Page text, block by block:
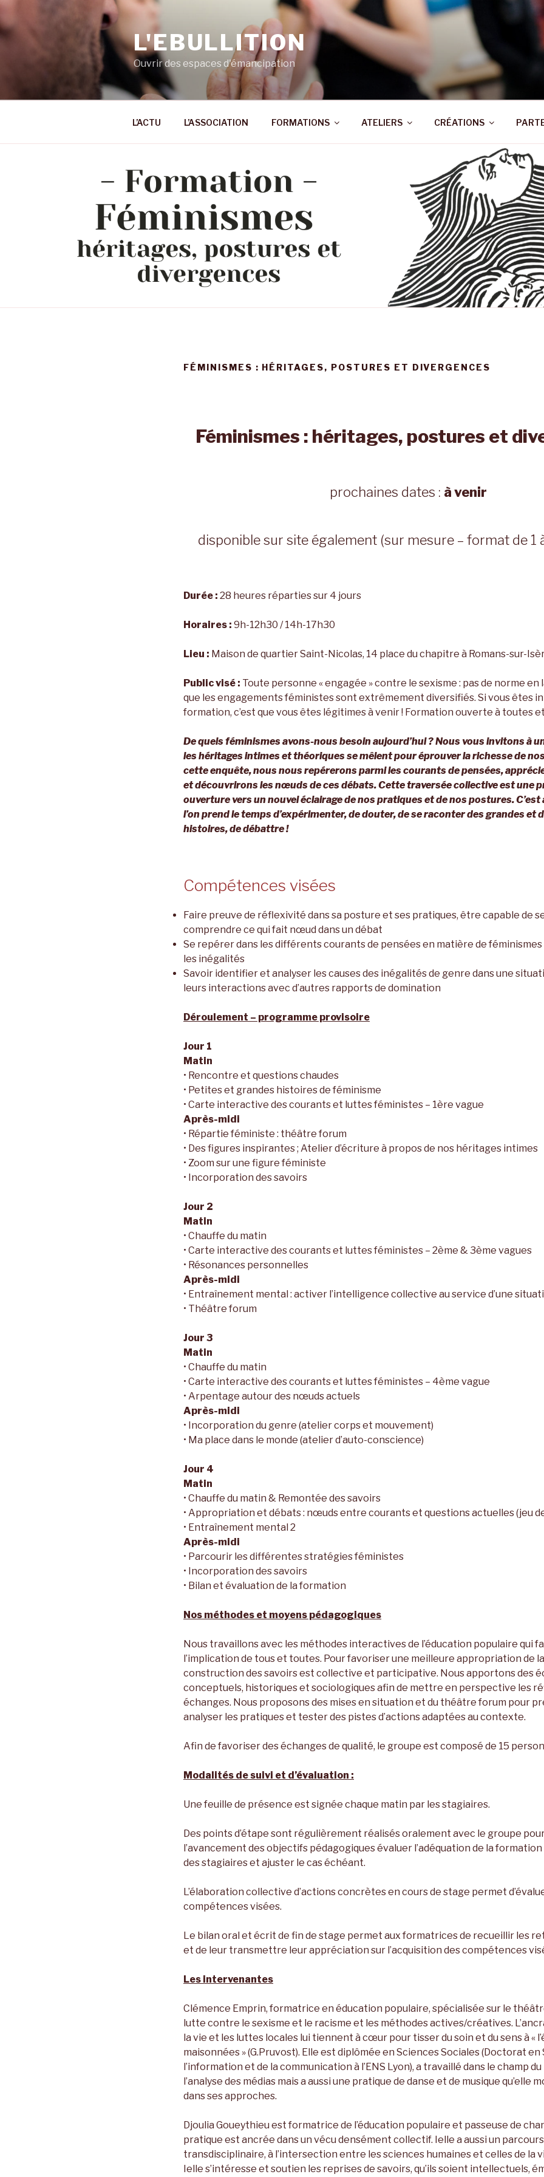
Aller
au
contenu
principal
L'EBULLITION
Ouvrir des espaces d'émancipation
L’ACTU L’ASSOCIATION FORMATIONS ATELIERS CRÉATIONS
FÉMINISMES : HÉRITAGES, POSTURES ET DIVERGENCES
Féminismes : héritages, postures et
prochaines dates : à venir
disponible sur site également (sur mesure – format de 1
Durée : 28 heures réparties sur 4 jours
Horaires : 9h-12h30 / 14h-17h30
Lieu : Maison de quartier Saint-Nicolas, 14 place du chapitre à Romans-sur-
Public visé : Toute personne « engagée » contre le sexisme : pas de norme en
que les engagements féministes sont extrêmement diversifiés. Si vous êtes
formation, c’est que vous êtes légitimes à venir ! Formation ouverte à toutes
De quels féminismes avons-nous besoin aujourd’hui ? Nous vous invitons à
les héritages intimes et théoriques se mêlent pour éprouver la richesse de
cette enquête, nous nous repérerons parmi les courants de pensées,
et découvrirons les nœuds de ces débats. Cette traversée collective est une
ouverture vers un nouvel éclairage de nos pratiques et de nos postures. C’est
l’on prend le temps d’expérimenter, de douter, de se raconter des grandes et
histoires, de débattre !
Compétences visées
Faire preuve de réflexivité dans sa posture et ses pratiques, être capable de
comprendre ce qui fait nœud dans un débat
Se repérer dans les différents courants de pensées en matière de
les inégalités
Savoir identifier et analyser les causes des inégalités de genre dans une
leurs interactions avec d’autres rapports de domination
Déroulement – programme provisoire
Jour 1
Matin
• Rencontre et questions chaudes
• Petites et grandes histoires de féminisme
• Carte interactive des courants et luttes féministes – 1ère vague
Après-midi
• Répartie féministe : théâtre forum
• Des figures inspirantes ; Atelier d’écriture à propos de nos héritages intimes
• Zoom sur une figure féministe
• Incorporation des savoirs
Jour 2
Matin
• Chauffe du matin
• Carte interactive des courants et luttes féministes – 2ème & 3ème vagues
• Résonances personnelles
Après-midi
• Entraînement mental : activer l’intelligence collective au service d’une
• Théâtre forum
Jour 3
Matin
• Chauffe du matin
• Carte interactive des courants et luttes féministes – 4ème vague
• Arpentage autour des nœuds actuels
Après-midi
• Incorporation du genre (atelier corps et mouvement)
• Ma place dans le monde (atelier d’auto-conscience)
Jour 4
Matin
• Chauffe du matin & Remontée des savoirs
• Appropriation et débats : nœuds entre courants et questions actuelles (jeu
• Entraînement mental 2
Après-midi
• Parcourir les différentes stratégies féministes
• Incorporation des savoirs
• Bilan et évaluation de la formation
Nos méthodes et moyens pédagogiques
Nous travaillons avec les méthodes interactives de l’éducation populaire qui
l’implication de tous et toutes. Pour favoriser une meilleure appropriation de
construction des savoirs est collective et participative. Nous apportons des
conceptuels, historiques et sociologiques afin de mettre en perspective les
échanges. Nous proposons des mises en situation et du théâtre forum pour
analyser les pratiques et tester des pistes d’actions adaptées au contexte.
Afin de favoriser des échanges de qualité, le groupe est composé de 15
Modalités de suivi et d’évaluation :
Une feuille de présence est signée chaque matin par les stagiaires.
Des points d’étape sont régulièrement réalisés oralement avec le groupe
l’avancement des objectifs pédagogiques évaluer l’adéquation de la
des stagiaires et ajuster le cas échéant.
L’élaboration collective d’actions concrètes en cours de stage permet
compétences visées.
Le bilan oral et écrit de fin de stage permet aux formatrices de recueillir les
et de leur transmettre leur appréciation sur l’acquisition des compétences
Les intervenantes
Clémence Emprin, formatrice en éducation populaire, spécialisée sur le
lutte contre le sexisme et le racisme et les méthodes actives/créatives.
la vie et les luttes locales lui tiennent à cœur pour tisser du soin et du sens à «
maisonnées » (G.Pruvost). Elle est diplômée en Sciences Sociales (Doctorat en
l’information et de la communication à l’ENS Lyon), a travaillé dans le champ
l’analyse des médias mais a aussi une pratique de danse et de musique qu’elle
dans ses approches.
Djoulia Goueythieu est formatrice de l’éducation populaire et passeuse de
pratique est ancrée dans un vécu densément collectif. Ielle a aussi un
transdisciplinaire, à l’intersection entre les sciences humaines et celles de la
Ielle s’intéresse et soutien les reprises de savoirs, qu’ils soient intellectuels,